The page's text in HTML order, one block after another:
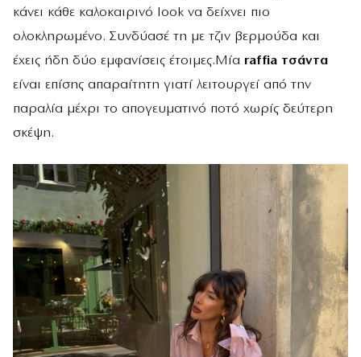
κάνει κάθε καλοκαιρινό look να δείχνει πιο
ολοκληρωμένο. Συνδύασέ τη με τζιν βερμούδα και
έχεις ήδη δύο εμφανίσεις έτοιμες.Μία raffia τσάντα
είναι επίσης απαραίτητη γιατί λειτουργεί από την
παραλία μέχρι το απογευματινό ποτό χωρίς δεύτερη
σκέψη.